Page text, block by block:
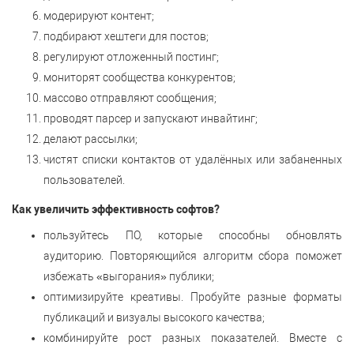
модерируют контент;
подбирают хештеги для постов;
регулируют отложенный постинг;
мониторят сообщества конкурентов;
массово отправляют сообщения;
проводят парсер и запускают инвайтинг;
делают рассылки;
чистят списки контактов от удалённых или забаненных
пользователей.
Как увеличить эффективность софтов?
пользуйтесь ПО, которые способны обновлять
аудиторию. Повторяющийся алгоритм сбора поможет
избежать «выгорания» публики;
оптимизируйте креативы. Пробуйте разные форматы
публикаций и визуалы высокого качества;
комбинируйте рост разных показателей. Вместе с